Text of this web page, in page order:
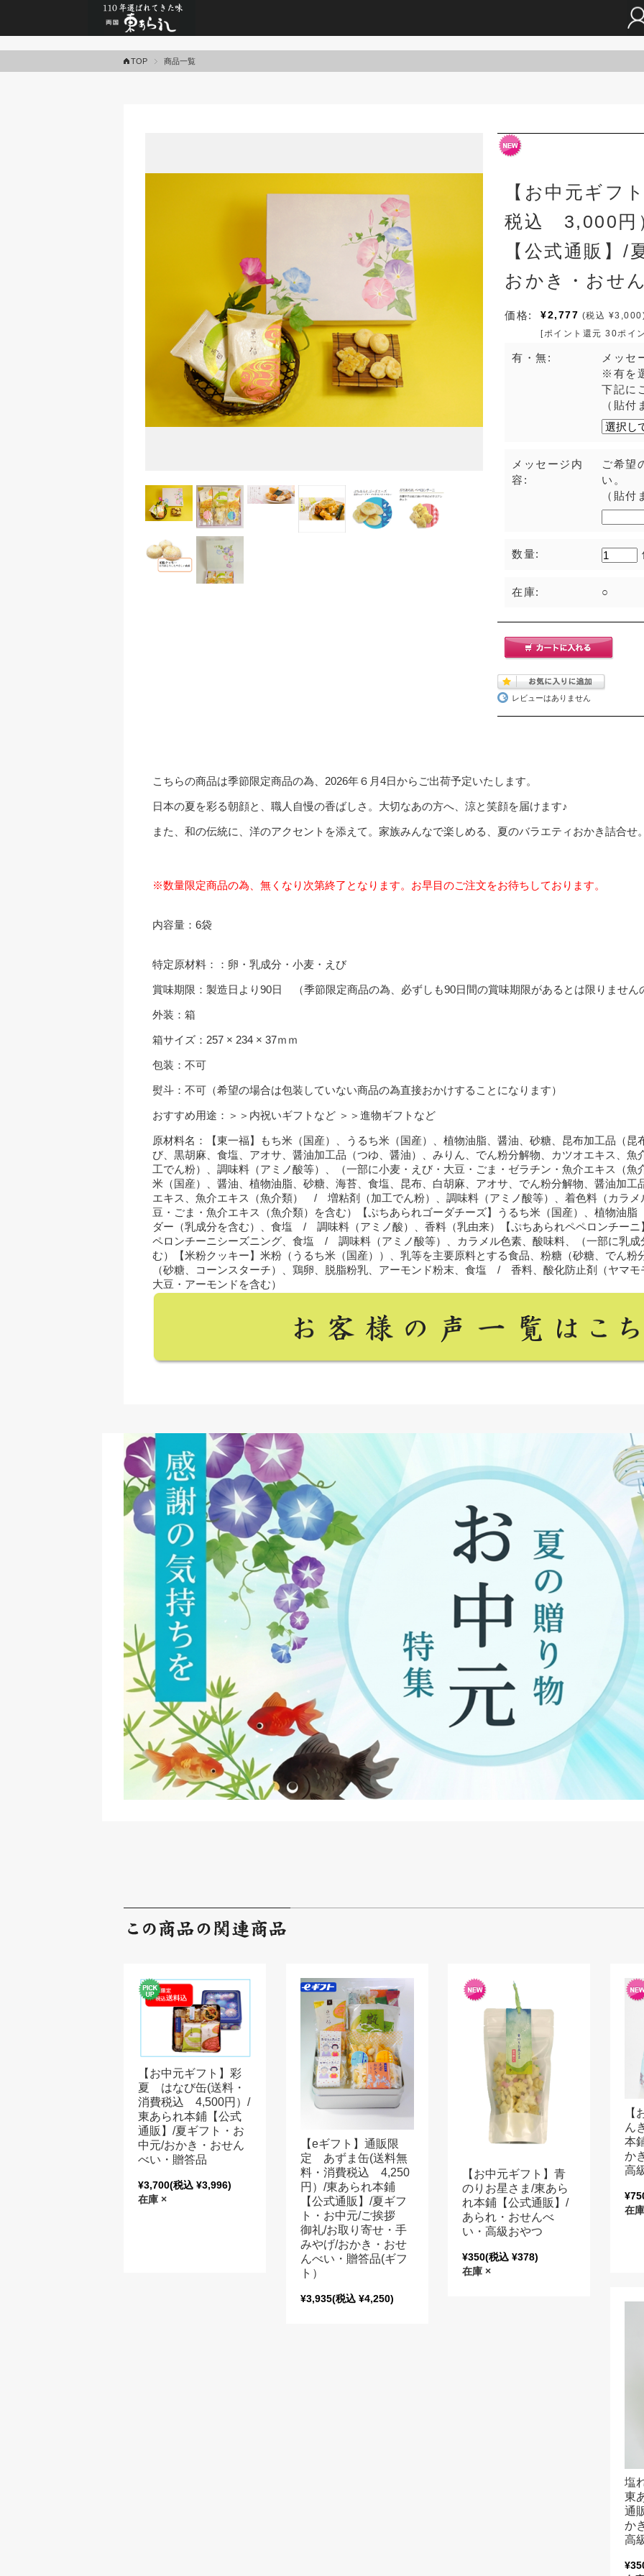
TOP 商品一覧
【お中元ギフ
税込 3,000円
【公式通販】/
おかき・おせ
価格: ¥2,777 (税込
[ポイント還元 30ポイ
有・無:
メッセ
※有を
下記に
（貼
メッセージ内
容:
ご希望
い。
（貼
数量:
在庫: ○
レビューはありません
こちらの商品は季節限定商品の為、2026年６月4日からご出荷予定いたします。
日本の夏を彩る朝顔と、職人自慢の香ばしさ。大切なあの方へ、涼と笑顔を届けます♪
また、和の伝統に、洋のアクセントを添えて。家族みんなで楽しめる、夏のバラエティおかき詰合せ
※数量限定商品の為、無くなり次第終了となります。お早目のご注文をお待ちしております。
内容量：6袋
特定原材料：：卵・乳成分・小麦・えび
賞味期限：製造日より90日 （季節限定商品の為、必ずしも90日間の賞味期限があるとは限りません
外装：箱
箱サイズ：257 × 234 × 37ｍｍ
包装：不可
熨斗：不可（希望の場合は包装していない商品の為直接おかけすることになります）
おすすめ用途： ＞＞内祝いギフトなど ＞＞進物ギフトなど
原材料名：【東一福】もち米（国産）、うるち米（国産）、植物油脂、醤油、砂糖、昆布加工品（昆
び、黒胡麻、食塩、アオサ、醤油加工品（つゆ、醤油）、みりん、でん粉分解物、カツオエキス
工でん粉）、調味料（アミノ酸等）、（一部に小麦・えび・大豆・ごま・ゼラチン・魚介エキス（魚
米（国産）、醤油、植物油脂、砂糖、海苔、食塩、昆布、白胡麻、アオサ、でん粉分解物、醤油加工
エキス、魚介エキス（魚介類） / 増粘剤（加工でん粉）、調味料（アミノ酸等）、着色料（カラメ
豆・ごま・魚介エキス（魚介類）を含む）【ぷちあられゴーダチーズ】うるち米（国産）、植物油脂
ダー（乳成分を含む）、食塩 / 調味料（アミノ酸）、香料（乳由来）【ぷちあられペペロンチーニ
ペロンチーニシーズニング、食塩 / 調味料（アミノ酸等）、カラメル色素、酸味料、（一部に乳成
む）【米粉クッキー】米粉（うるち米（国産））、乳等を主要原料とする食品、粉糖（砂糖、でん粉
（砂糖、コーンスターチ）、鶏卵、脱脂粉乳、アーモンド粉末、食塩 / 香料、酸化防止剤（ヤマ
大豆・アーモンドを含む）
【お中元ギフト】彩
夏 はなび缶(送料・
消費税込 4,500円）/
東あられ本鋪【公式
通販】/夏ギフト・お
中元/おかき・おせん
べい・贈答品
¥3,700(税込 ¥3,996)
在庫 ×
【eギフト】通販限
定 あずま缶(送料無
料・消費税込 4,250
円）/東あられ本鋪
【公式通販】/夏ギフ
ト・お中元/ご挨拶
御礼/お取り寄せ・手
みやげ/おかき・おせ
んべい・贈答品(ギフ
ト）
¥3,935(税込 ¥4,250)
【お中元ギフト】青
のりお星さま/東あら
れ本鋪【公式通販】/
あられ・おせんべ
い・高級おやつ
¥350(税込 ¥378)
在庫 ×
【
ん
本
か
高
在
塩
東
通
か
高